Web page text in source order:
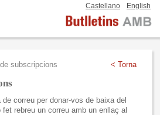
Castellano English
< Torna
subscripcions
correu per donar-vos de baixa del
rebreu un correu amb un enllaç al